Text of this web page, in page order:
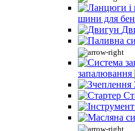
шини для
запалювання